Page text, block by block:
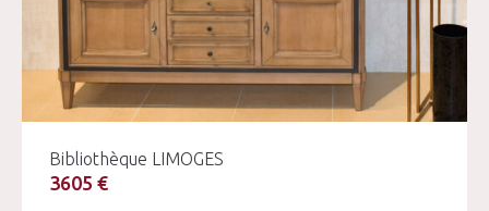
Bibliothèque LIMOGES
3605 €